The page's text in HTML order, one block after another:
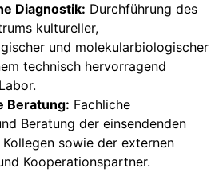
Diagnostik: Durchführung des
kultureller,
und molekularbiologischer
technisch hervorragend
Beratung: Fachliche
Beratung der einsendenden
sowie der externen
Kooperationspartner.